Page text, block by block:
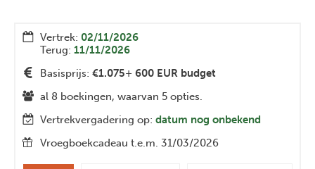
Vertrek: 02/11/2026
Terug: 11/11/2026
Basisprijs: €1.075+ 600 EUR budget
al 8 boekingen, waarvan 5 opties.
Vertrekvergadering op: datum nog onbekend
Vroegboekcadeau t.e.m. 31/03/2026